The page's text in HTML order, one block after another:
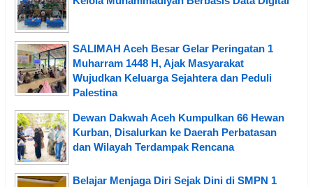
SALIMAH Aceh Besar Gelar Peringatan 1
Muharram 1448 H, Ajak Masyarakat
Wujudkan Keluarga Sejahtera dan Peduli
Palestina
Dewan Dakwah Aceh Kumpulkan 66 Hewan
Kurban, Disalurkan ke Daerah Perbatasan
dan Wilayah Terdampak Rencana
Belajar Menjaga Diri Sejak Dini di SMPN 1